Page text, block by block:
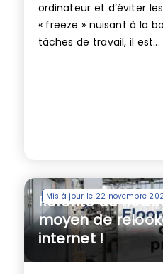
ordinateur et d’éviter
« freeze » nuisant à la
tâches de travail, il est...
Mis à jour le 22 novembre
Refonte du
moyen de
internet !